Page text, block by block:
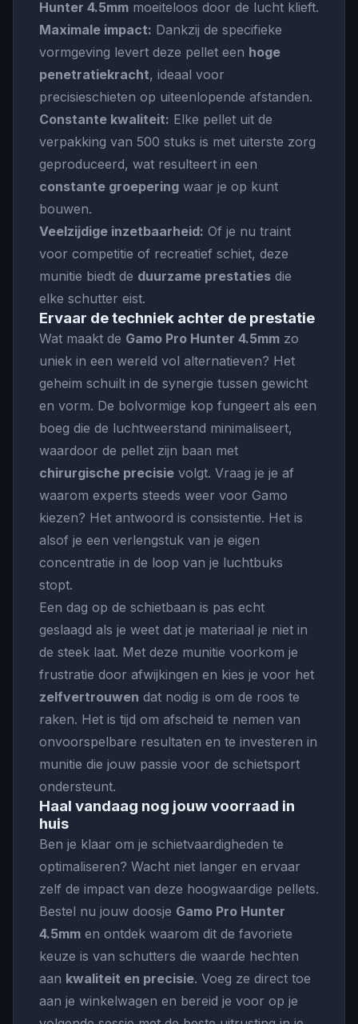
Hunter 4.5mm moeiteloos door de lucht klieft.
Maximale impact: Dankzij de specifieke
vormgeving levert deze pellet een hoge
penetratiekracht, ideaal voor
precisieschieten op uiteenlopende afstanden.
Constante kwaliteit: Elke pellet uit de
verpakking van 500 stuks is met uiterste zorg
geproduceerd, wat resulteert in een
constante groepering waar je op kunt
bouwen.
Veelzijdige inzetbaarheid: Of je nu traint
voor competitie of recreatief schiet, deze
munitie biedt de duurzame prestaties die
elke schutter eist.
Ervaar de techniek achter de prestatie
Wat maakt de Gamo Pro Hunter 4.5mm zo
uniek in een wereld vol alternatieven? Het
geheim schuilt in de synergie tussen gewicht
en vorm. De bolvormige kop fungeert als een
boeg die de luchtweerstand minimaliseert,
waardoor de pellet zijn baan met
chirurgische precisie volgt. Vraag je je af
waarom experts steeds weer voor Gamo
kiezen? Het antwoord is consistentie. Het is
alsof je een verlengstuk van je eigen
concentratie in de loop van je luchtbuks
stopt.
Een dag op de schietbaan is pas echt
geslaagd als je weet dat je materiaal je niet in
de steek laat. Met deze munitie voorkom je
frustratie door afwijkingen en kies je voor het
zelfvertrouwen dat nodig is om de roos te
raken. Het is tijd om afscheid te nemen van
onvoorspelbare resultaten en te investeren in
munitie die jouw passie voor de schietsport
ondersteunt.
Haal vandaag nog jouw voorraad in
huis
Ben je klaar om je schietvaardigheden te
optimaliseren? Wacht niet langer en ervaar
zelf de impact van deze hoogwaardige pellets.
Bestel nu jouw doosje Gamo Pro Hunter
4.5mm en ontdek waarom dit de favoriete
keuze is van schutters die waarde hechten
aan kwaliteit en precisie. Voeg ze direct toe
aan je winkelwagen en bereid je voor op je